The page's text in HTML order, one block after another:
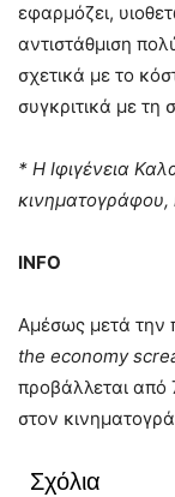
εφαρμόζει,
αντιστάθμιση
σχετικά με το
συγκριτικά με τη
* Η Ιφιγένεια
κινηματογράφου,
INFO
Αμέσως μετά την
the economy
προβάλλεται από
στον
Σχόλια